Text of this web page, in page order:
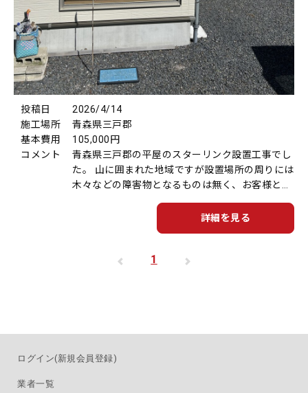
投稿日
2026/4/14
施工場所
青森県三戸郡
基本費用
105,000円
コメント
青森県三戸郡の平屋のスターリンク設置工事でし
た。 山に囲まれた地域ですが設置場所の周りには
木々などの障害物となるものは無く、お客様と相
詳細を見る
1
ログイン(新規会員登録)
業者一覧